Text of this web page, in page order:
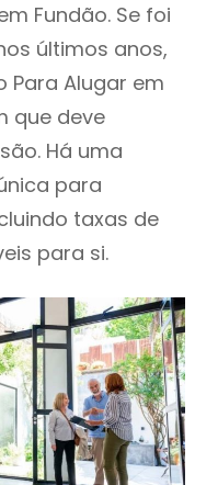
Fundão. Se foi
últimos anos,
Para Alugar em
que deve
Há uma
para
taxas de
para si.